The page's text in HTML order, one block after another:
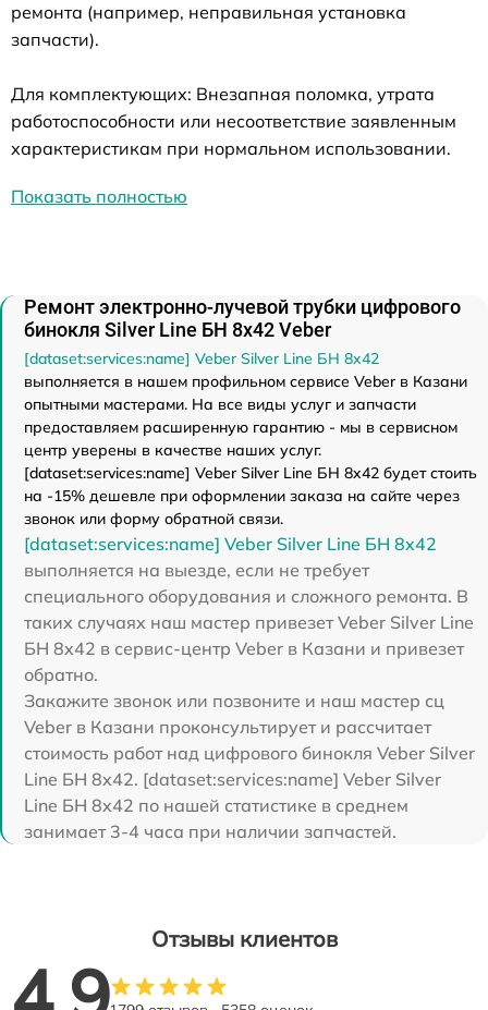
ремонта (например, неправильная установка
запчасти).
Для комплектующих: Внезапная поломка, утрата
работоспособности или несоответствие заявленным
характеристикам при нормальном использовании.
Показать полностью
Ремонт электронно-лучевой трубки цифрового
бинокля Silver Line БН 8x42 Veber
[dataset:services:name] Veber Silver Line БН 8x42
выполняется в нашем профильном сервисе Veber в Казани
опытными мастерами. На все виды услуг и запчасти
предоставляем расширенную гарантию - мы в сервисном
центр уверены в качестве наших услуг.
[dataset:services:name] Veber Silver Line БН 8x42 будет стоить
на -15% дешевле при оформлении заказа на сайте через
звонок или форму обратной связи.
[dataset:services:name] Veber Silver Line БН 8x42
выполняется на выезде, если не требует
специального оборудования и сложного ремонта. В
таких случаях наш мастер привезет Veber Silver Line
БН 8x42 в сервис-центр Veber в Казани и привезет
обратно.
Закажите звонок или позвоните и наш мастер сц
Veber в Казани проконсультирует и рассчитает
стоимость работ над цифрового бинокля Veber Silver
Line БН 8x42. [dataset:services:name] Veber Silver
Line БН 8x42 по нашей статистике в среднем
занимает 3-4 часа при наличии запчастей.
Отзывы клиентов